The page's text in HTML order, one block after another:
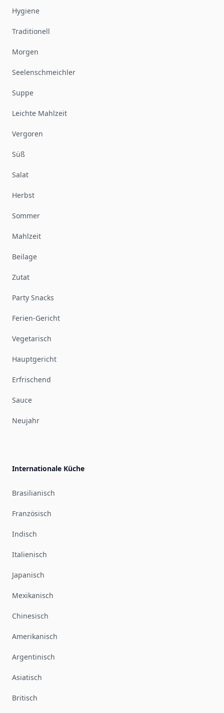
Hygiene
Traditionell
Morgen
Seelenschmeichler
Suppe
Leichte Mahlzeit
Vergoren
Süß
Salat
Herbst
Sommer
Mahlzeit
Beilage
Zutat
Party Snacks
Ferien-Gericht
Vegetarisch
Hauptgericht
Erfrischend
Sauce
Neujahr
Internationale Küche
Brasilianisch
Französisch
Indisch
Italienisch
Japanisch
Mexikanisch
Chinesisch
Amerikanisch
Argentinisch
Asiatisch
Britisch